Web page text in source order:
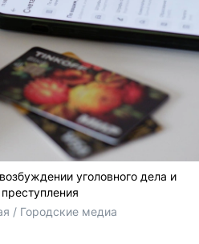
уголовного дела и
/ Городские медиа